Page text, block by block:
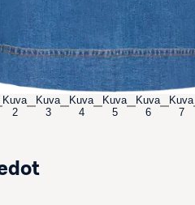
Kuva
2
Kuva
3
Kuva
4
Kuva
5
Kuva
6
Kuva
7